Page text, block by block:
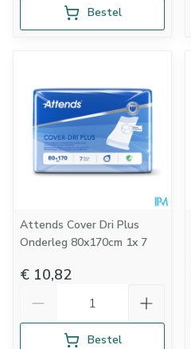
Bestel
Attends Cover Dri Plus
Onderleg 80x170cm 1x 7
€ 10,82
Bestel